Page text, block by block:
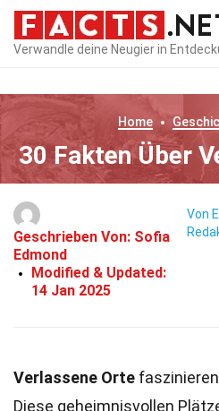
Verwandle deine Neugier in
Home
30 Fakten Über
Geschrieben Von: Sofia
Edmond
Modified & Updated:
14 Jan 2025
Von
Verlassene Orte
Diese geheimnisvollen